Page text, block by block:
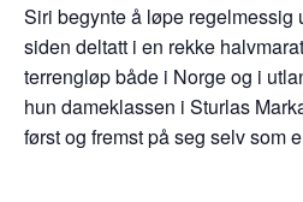
Siri begynte å løpe regelmessig
siden deltatt i en rekke
terrengløp både i Norge og i
hun dameklassen i Sturlas
først og fremst på seg selv som